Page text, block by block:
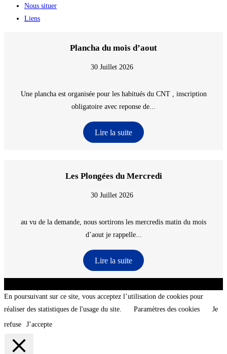
Nous situer
Liens
Plancha du mois d’aout
30 Juillet 2026
Une plancha est organisée pour les habitués du CNT , inscription
obligatoire avec reponse de...
Lire la suite
Les Plongées du Mercredi
30 Juillet 2026
au vu de la demande, nous sortirons les mercredis matin du mois
d’aout je rappelle...
Lire la suite
En poursuivant sur ce site, vous acceptez l’utilisation de cookies pour
réaliser des statistiques de l'usage du site.
Paramètres des cookies
Je
refuse
J’accepte